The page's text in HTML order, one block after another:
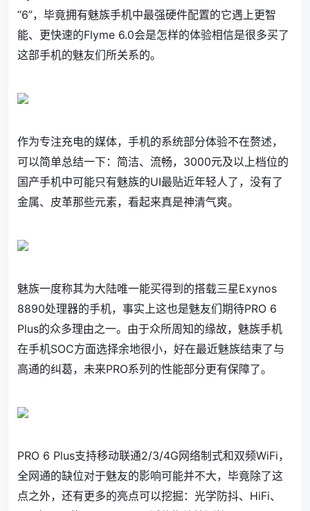
“6”，毕竟拥有魅族手机中最强硬件配置的它遇上更智
能、更快速的Flyme 6.0会是怎样的体验相信是很多买了
这部手机的魅友们所关系的。
作为专注充电的媒体，手机的系统部分体验不在赘述，
可以简单总结一下：简洁、流畅，3000元及以上档位的
国产手机中可能只有魅族的UI最贴近年轻人了，没有了
金属、皮革那些元素，看起来真是神清气爽。
魅族一度称其为大陆唯一能买得到的搭载三星Exynos
8890处理器的手机，事实上这也是魅友们期待PRO 6
Plus的众多理由之一。由于众所周知的缘故，魅族手机
在手机SOC方面选择余地很小，好在最近魅族结束了与
高通的纠葛，未来PRO系列的性能部分更有保障了。
PRO 6 Plus支持移动联通2/3/4G网络制式和双频WiFi，
全网通的缺位对于魅友的影响可能并不大，毕竟除了这
点之外，还有更多的亮点可以挖掘：光学防抖、HiFi、